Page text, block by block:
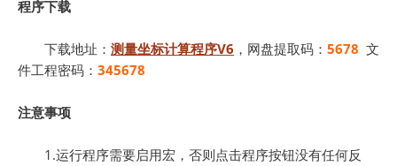
程序下载
下载地址： 测量坐标计算程序V6 ，网盘提取码： 5678 文
件工程密码： 345678
注意事项
1.运行程序需要启用宏，否则点击程序按钮没有任何反